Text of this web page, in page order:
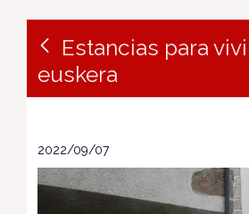
Estancias para
euskera
2022/09/07